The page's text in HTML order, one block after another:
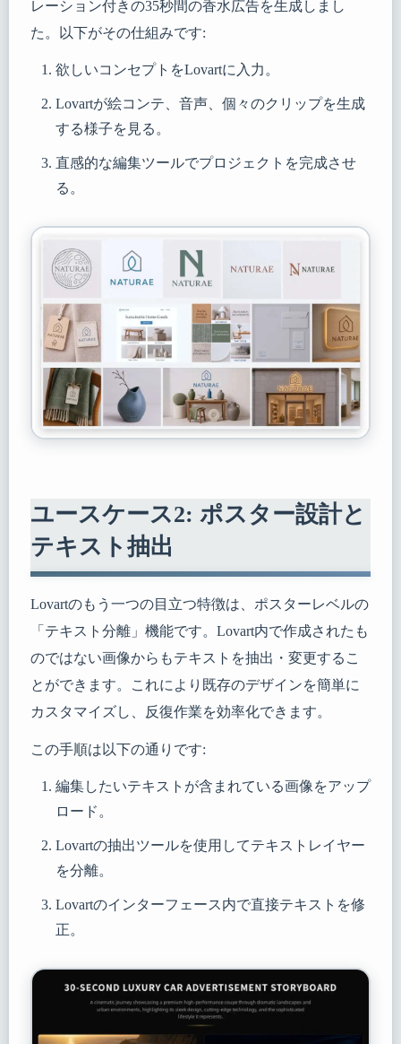
レーション付きの35秒間の香水広告を生成しまし
た。以下がその仕組みです:
欲しいコンセプトをLovartに入力。
Lovartが絵コンテ、音声、個々のクリップを生成
する様子を見る。
直感的な編集ツールでプロジェクトを完成させ
る。
ユースケース2: ポスター設計と
テキスト抽出
Lovartのもう一つの目立つ特徴は、ポスターレベルの
「テキスト分離」機能です。Lovart内で作成されたも
のではない画像からもテキストを抽出・変更するこ
とができます。これにより既存のデザインを簡単に
カスタマイズし、反復作業を効率化できます。
この手順は以下の通りです:
編集したいテキストが含まれている画像をアップ
ロード。
Lovartの抽出ツールを使用してテキストレイヤー
を分離。
Lovartのインターフェース内で直接テキストを修
正。